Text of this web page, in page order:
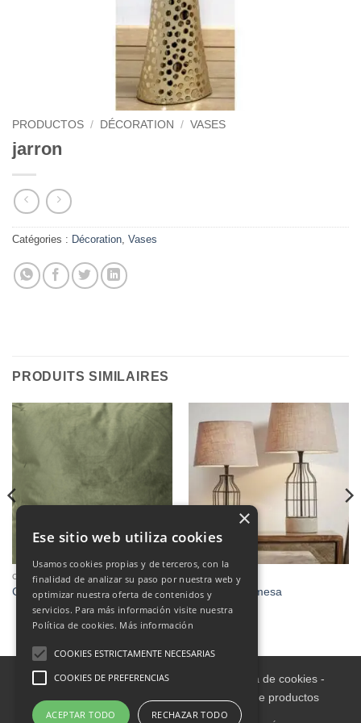
PRODUCTOS / DÉCORATION / VASES
jarron
Catégories : Décoration, Vases
PRODUITS SIMILAIRES
COUSSINS
Cojines
DÉCORATION
Lámpara de mesa
Aviso legal-Política de Privacidad Política de cookies-
Condiciones informativas sobre catálogo de productos
×
Ese sitio web utiliza cookies
Usamos cookies propias y de terceros, con la
finalidad de analizar su paso por nuestra web y
optimizar nuestra oferta de contenidos y
servicios. Para más información visite nuestra
Política de cookies. Más información
COOKIES ESTRICTAMENTE NECESARIAS
COOKIES DE PREFERENCIAS
ACEPTAR TODO RECHAZAR TODO